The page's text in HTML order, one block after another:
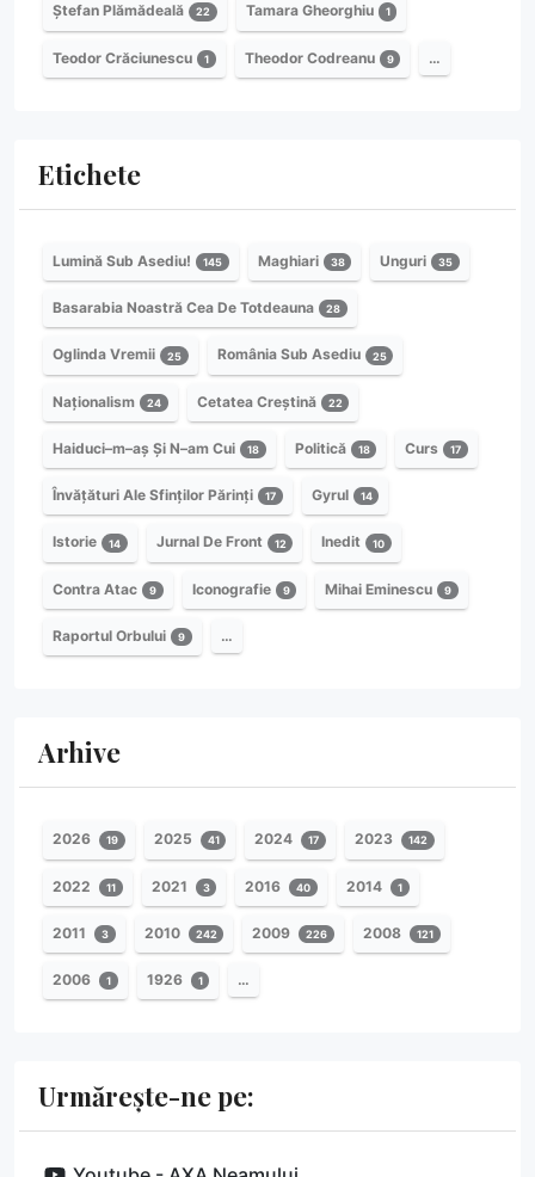
Ștefan Plămădeală 22 Tamara Gheorghiu 1
Teodor Crăciunescu 1 Theodor Codreanu 9 …
Etichete
Lumină Sub Asediu! 145 Maghiari 38 Unguri 35
Basarabia Noastră Cea De Totdeauna 28
Oglinda Vremii 25 România Sub Asediu 25
Naționalism 24 Cetatea Creștină 22
Haiduci–m–aș Și N–am Cui 18 Politică 18 Curs 17
Învățături Ale Sfinților Părinți 17 Gyrul 14
Istorie 14 Jurnal De Front 12 Inedit 10
Contra Atac 9 Iconografie 9 Mihai Eminescu 9
Raportul Orbului 9 …
Arhive
2026 19 2025 41 2024 17 2023 142
2022 11 2021 3 2016 40 2014 1
2011 3 2010 242 2009 226 2008 121
2006 1 1926 1 …
Urmărește-ne pe: